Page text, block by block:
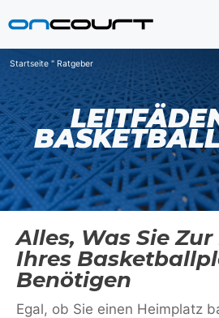
Inhalt
Startseite " Ratgeber
Alles, Was Sie
Ihres
Benötigen
Egal, ob Sie einen Heimplatz